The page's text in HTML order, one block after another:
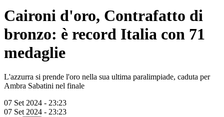
Caironi d'oro, Contrafatto di
bronzo: è record Italia con 71
medaglie
L'azzurra si prende l'oro nella sua ultima paralimpiade, caduta per
Ambra Sabatini nel finale
07 Set 2024 - 23:23
07 Set 2024 - 23:23